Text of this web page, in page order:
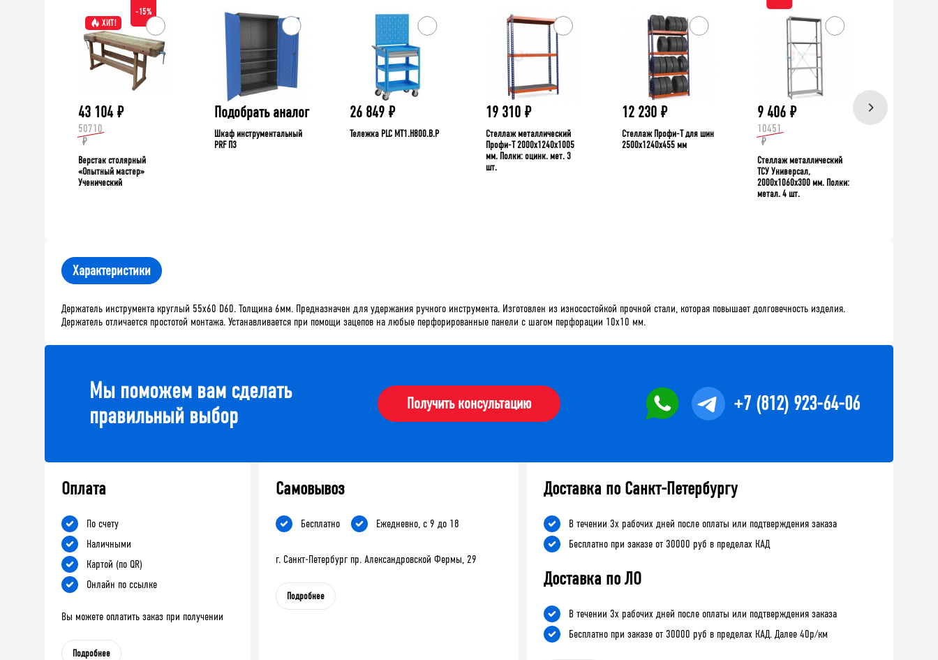
ХИТ!
-15%
43 104 ₽
50710
₽
Верстак столярный
«Опытный мастер»
Ученический
Подобрать аналог
Шкаф инструментальный
PRF П3
26 849 ₽
Тележка PLC МT1.H800.В.Р
19 310 ₽
Стеллаж металлический
Профи-Т 2000x1240x1005
мм. Полки: оцинк. мет. 3
шт.
12 230 ₽
Стеллаж Профи-Т для шин
2500x1240x455 мм
9 406 ₽
10451
₽
Стеллаж металлический
ТСУ Универсал,
2000x1060x300 мм. Полки:
метал. 4 шт.
Характеристики
Держатель инструмента круглый 55х60 D60. Толщина 6мм. Предназначен для удержания ручного инструмента. Изготовлен из износостойкой прочной стали, которая повышает долговечность изделия.
Держатель отличается простотой монтажа. Устанавливается при помощи зацепов на любые перфорированные панели с шагом перфорации 10х10 мм.
Мы поможем вам сделать
правильный выбор
Получить консультацию +7 (812) 923-64-06
Оплата
По счету
Наличными
Картой (по QR)
Онлайн по ссылке
Вы можете оплатить заказ при получении
Подробнее
Самовывоз
Бесплатно Ежедневно, с 9 до 18
г. Санкт-Петербург пр. Александровской Фермы, 29
Подробнее
Доставка по Санкт-Петербургу
В течении 3х рабочих дней после оплаты или подтверждения заказа
Бесплатно при заказе от 30000 руб в пределах КАД
Доставка по ЛО
В течении 3х рабочих дней после оплаты или подтверждения заказа
Бесплатно при заказе от 30000 руб в пределах КАД. Далее 40р/км